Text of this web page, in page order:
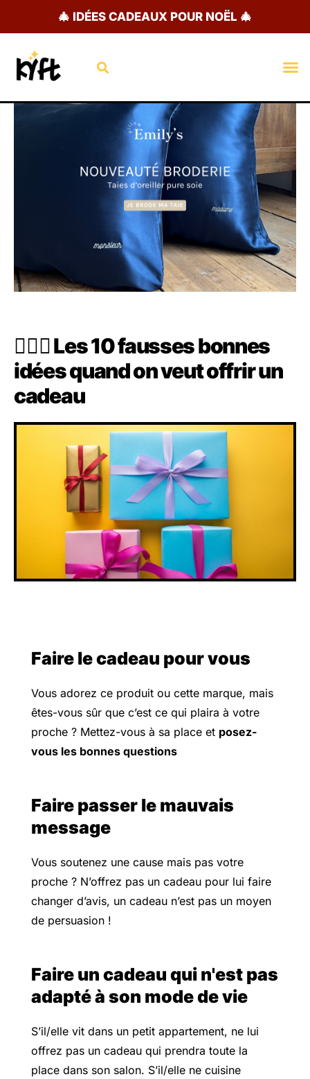
🎄 IDÉES CADEAUX POUR NOËL 🎄
Rechercher
🙅🏻‍♀️ Les 10 fausses bonnes
idées quand on veut offrir un
cadeau
Faire le cadeau pour vous
Vous adorez ce produit ou cette marque, mais
êtes-vous sûr que c’est ce qui plaira à votre
proche ? Mettez-vous à sa place et posez-
vous les bonnes questions
Faire passer le mauvais
message
Vous soutenez une cause mais pas votre
proche ? N’offrez pas un cadeau pour lui faire
changer d’avis, un cadeau n’est pas un moyen
de persuasion !
Faire un cadeau qui n'est pas
adapté à son mode de vie
S’il/elle vit dans un petit appartement, ne lui
offrez pas un cadeau qui prendra toute la
place dans son salon. S’il/elle ne cuisine